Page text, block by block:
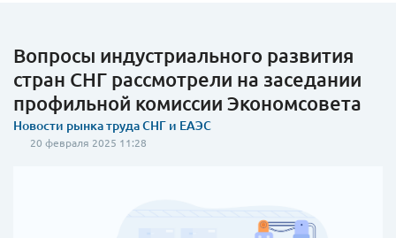
Вопросы индустриального развития
стран СНГ рассмотрели на заседании
профильной комиссии Экономсовета
Новости рынка труда СНГ и ЕАЭС
20 февраля 2025 11:28